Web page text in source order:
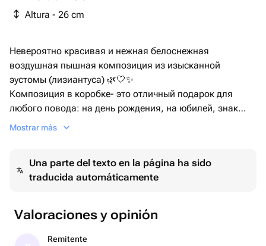
Altura - 26 cm
Невероятно красивая и нежная белоснежная
воздушная пышная композиция из изысканной
эустомы (лизиантуса) 🌿🤍✨
Композиция в коробке- это отличный подарок для
любого повода: на день рождения, на юбилей, знак
внимания или комплимент, подарок для подруги,
Mostrar más
Una parte del texto en la página ha sido
traducida automáticamente
Valoraciones y opinión
Remitente